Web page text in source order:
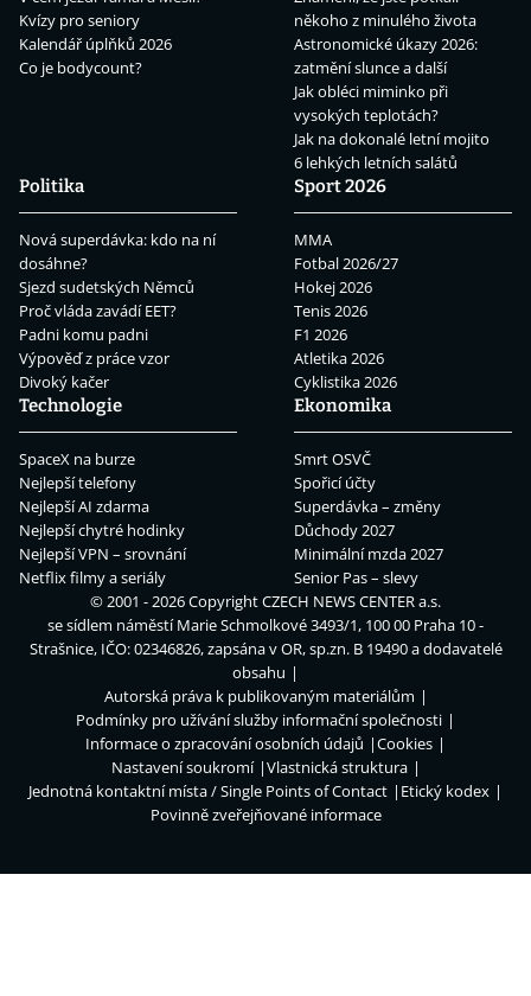
Kvízy pro seniory
Kalendář úplňků 2026
Co je bodycount?
někoho z minulého života
Astronomické úkazy 2026:
zatmění slunce a další
Jak obléci miminko při
vysokých teplotách?
Jak na dokonalé letní mojito
6 lehkých letních salátů
Politika
Nová superdávka: kdo na ní
dosáhne?
Sjezd sudetských Němců
Proč vláda zavádí EET?
Padni komu padni
Výpověď z práce vzor
Divoký kačer
Sport 2026
MMA
Fotbal 2026/27
Hokej 2026
Tenis 2026
F1 2026
Atletika 2026
Cyklistika 2026
Technologie
SpaceX na burze
Nejlepší telefony
Nejlepší AI zdarma
Nejlepší chytré hodinky
Nejlepší VPN – srovnání
Netflix filmy a seriály
Ekonomika
Smrt OSVČ
Spořicí účty
Superdávka – změny
Důchody 2027
Minimální mzda 2027
Senior Pas – slevy
© 2001 - 2026 CopyrightCZECH NEWS CENTER a.s.
se sídlem náměstí Marie Schmolkové 3493/1, 100 00 Praha 10 -
Strašnice, IČO: 02346826, zapsána v OR, sp.zn. B 19490 a dodavatelé
obsahu
Autorská práva k publikovaným materiálům
Podmínky pro užívání služby informační společnosti
Informace o zpracování osobních údajů
Cookies
Nastavení soukromí
Vlastnická struktura
Jednotná kontaktní místa / Single Points of Contact
Etický kodex
Povinně zveřejňované informace